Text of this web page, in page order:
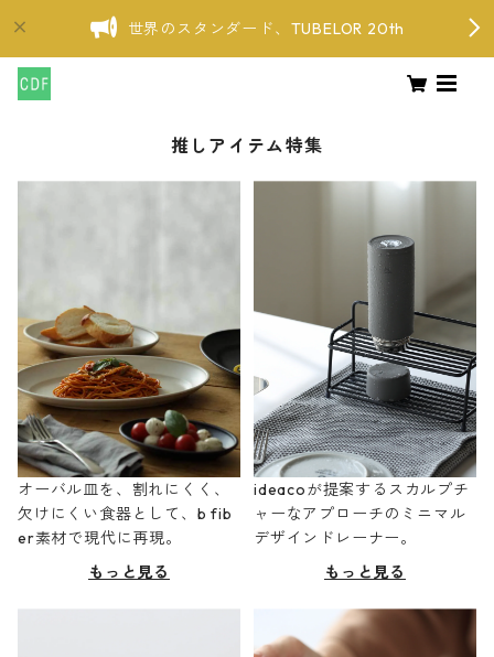
世界のスタンダード、TUBELOR 20th
推しアイテム特集
オーバル皿を、割れにくく、
欠けにくい食器として、b fib
er素材で現代に再現。
もっと見る
ideacoが提案するスカルプチ
ャーなアプローチのミニマル
デザインドレーナー。
もっと見る